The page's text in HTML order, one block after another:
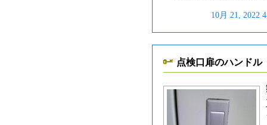
10月 21, 2022
点検口扉のハンドル